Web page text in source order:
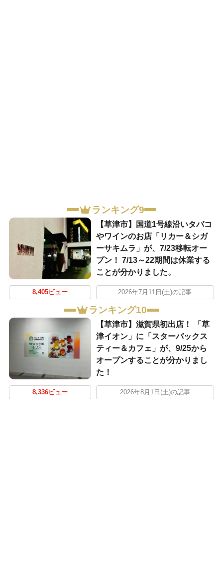
ランキング9
【草津市】国道1号線沿いタバコ
やワインのお店「リカー＆シガ
ーサキムラ」が、7/23移転オー
プン！ 7/13～22期間は休業する
ことが分かりました。
8,405ビュー 2026年7月11日(土)の記事
ランキング10
【草津市】滋賀県初出店！ 「草
津イオン」に「スターバックス
ティー＆カフェ」が、9/25から
オープンすることが分かりまし
た！
8,336ビュー 2026年8月1日(土)の記事